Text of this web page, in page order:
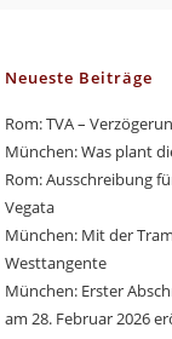
Neueste Beiträge
Rom: TVA –
München: Was plant
Rom: Ausschreibung
Vegata
München: Mit der
Westtangente
München: Erster
am 28. Februar 2026